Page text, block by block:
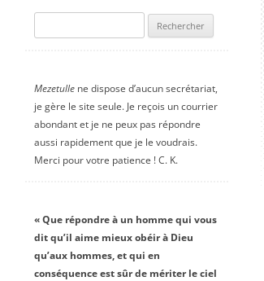
Mezetullene dispose d’aucun secrétariat,
je gère le site seule. Je reçois un courrier
abondant et je ne peux pas répondre
aussi rapidement que je le voudrais.
Merci pour votre patience ! C. K.
« Que répondre à un homme qui vous
dit qu’il aime mieux obéir à Dieu
qu’aux hommes, et qui en
conséquence est sûr de mériter le ciel